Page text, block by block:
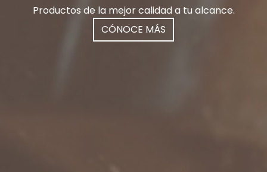
Productos de la mejor calidad a tu alcance.
CÓNOCE MÁS